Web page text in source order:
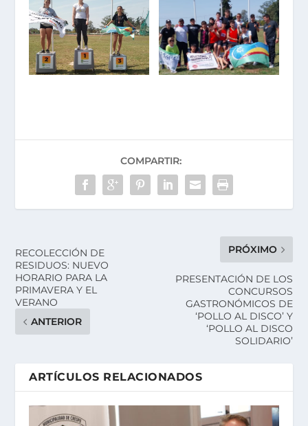
COMPARTIR:
RECOLECCIÓN DE
RESIDUOS: NUEVO
HORARIO PARA LA
PRIMAVERA Y EL
VERANO
ANTERIOR
PRÓXIMO
PRESENTACIÓN DE LOS
CONCURSOS
GASTRONÓMICOS DE
‘POLLO AL DISCO’ Y
‘POLLO AL DISCO
SOLIDARIO’
ARTÍCULOS RELACIONADOS